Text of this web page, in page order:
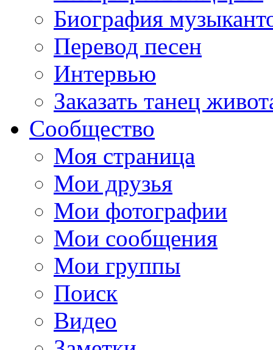
Биография
Перевод песен
Интервью
Заказать танец
Сообщество
Моя страница
Мои друзья
Мои фотографии
Мои сообщения
Мои группы
Поиск
Видео